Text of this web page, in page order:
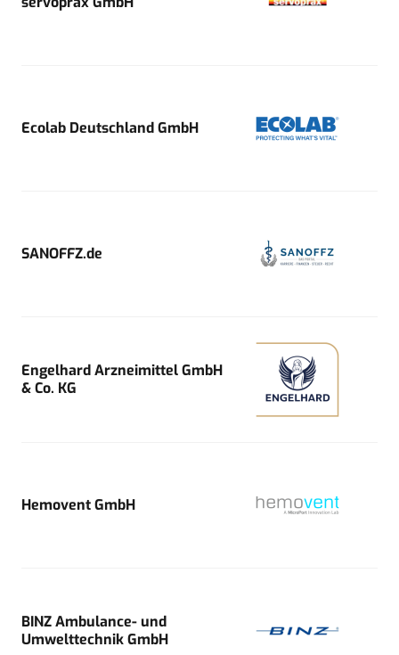
Ecolab Deutschland GmbH
SANOFFZ.de
Engelhard Arzneimittel GmbH
& Co. KG
Hemovent GmbH
BINZ Ambulance- und
Umwelttechnik GmbH